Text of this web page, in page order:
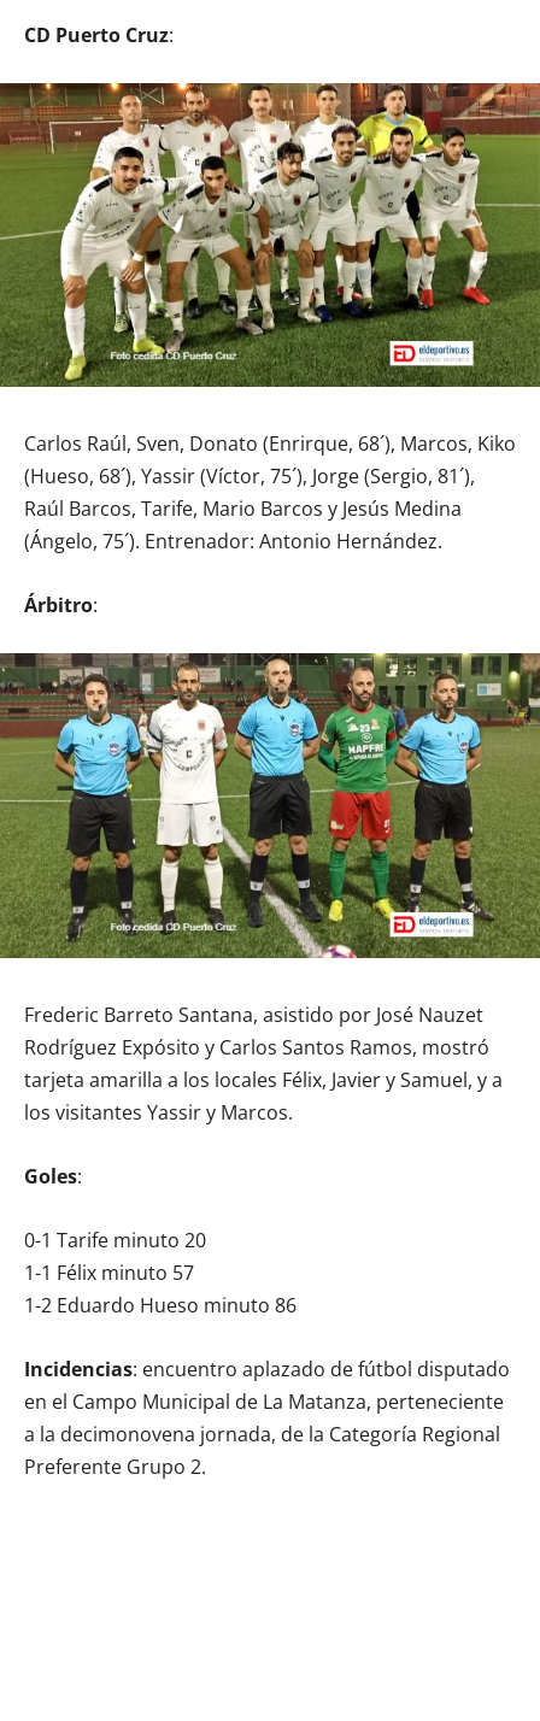
CD Puerto Cruz:
Carlos Raúl, Sven, Donato (Enrirque, 68´), Marcos, Kiko
(Hueso, 68´), Yassir (Víctor, 75´), Jorge (Sergio, 81´),
Raúl Barcos, Tarife, Mario Barcos y Jesús Medina
(Ángelo, 75´). Entrenador: Antonio Hernández.
Árbitro:
Frederic Barreto Santana, asistido por José Nauzet
Rodríguez Expósito y Carlos Santos Ramos, mostró
tarjeta amarilla a los locales Félix, Javier y Samuel, y a
los visitantes Yassir y Marcos.
Goles:
0-1 Tarife minuto 20
1-1 Félix minuto 57
1-2 Eduardo Hueso minuto 86
Incidencias: encuentro aplazado de fútbol disputado
en el Campo Municipal de La Matanza, perteneciente
a la decimonovena jornada, de la Categoría Regional
Preferente Grupo 2.